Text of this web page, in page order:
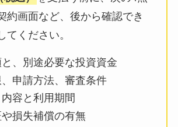
約画面など、後から確認でき
てください。
、別途必要な投資資金
申請方法、審査条件
容と利用期間
損失補償の有無